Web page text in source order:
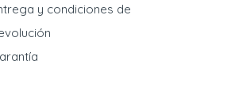
y condiciones de